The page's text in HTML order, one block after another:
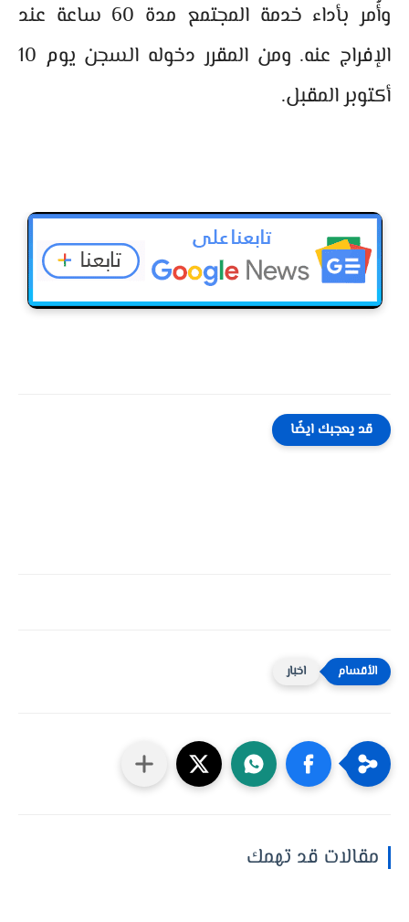
وأُمر بأداء خدمة المجتمع مدة 60 ساعة عند
الإفراج عنه. ومن المقرر دخوله السجن يوم 10
أكتوبر المقبل.
قد يعجبك ايضًا
اخبار
مقالات قد تهمك